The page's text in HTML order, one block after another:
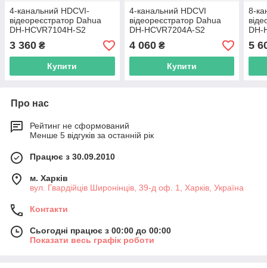
4-канальний HDCVI-
відеореєстратор Dahua
DH-HCVR7104H-S2
3 360 ₴
Купити
4-канальний HDCVI
відеореєстратор Dahua
DH-HCVR7204A-S2
4 060₴
Купити
8-
DH-
5
Про нас
Рейтинг не сформований
Менше 5 відгуків за останній рік
Працює з 30.09.2010
м. Харків
вул. Гвардійців Широнінців, 39-д оф. 1, Харків, Україна
Контакти
Сьогодні працює з 00:00 до 00:00
Показати весь графік роботи